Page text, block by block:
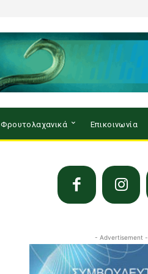
Φρουτολαχανικά Επικοινωνία
- Advertisement -